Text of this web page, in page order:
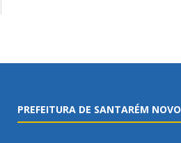
PREFEITURA DE SANTARÉM NOVO